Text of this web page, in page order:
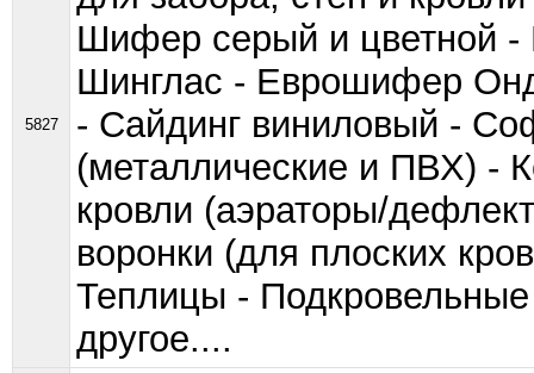
5827
Шифер серый и цветной -
Шинглас - Еврошифер
- Сайдинг виниловый -
(металлические и ПВХ) -
кровли (аэраторы/
воронки (для плоских
Теплицы -
другое....